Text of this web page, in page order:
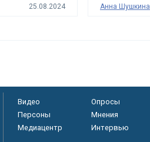
25.08.2024 Анна Шушкина
Видео Опросы
Персоны
Мнения
Медиацентр
Интервью